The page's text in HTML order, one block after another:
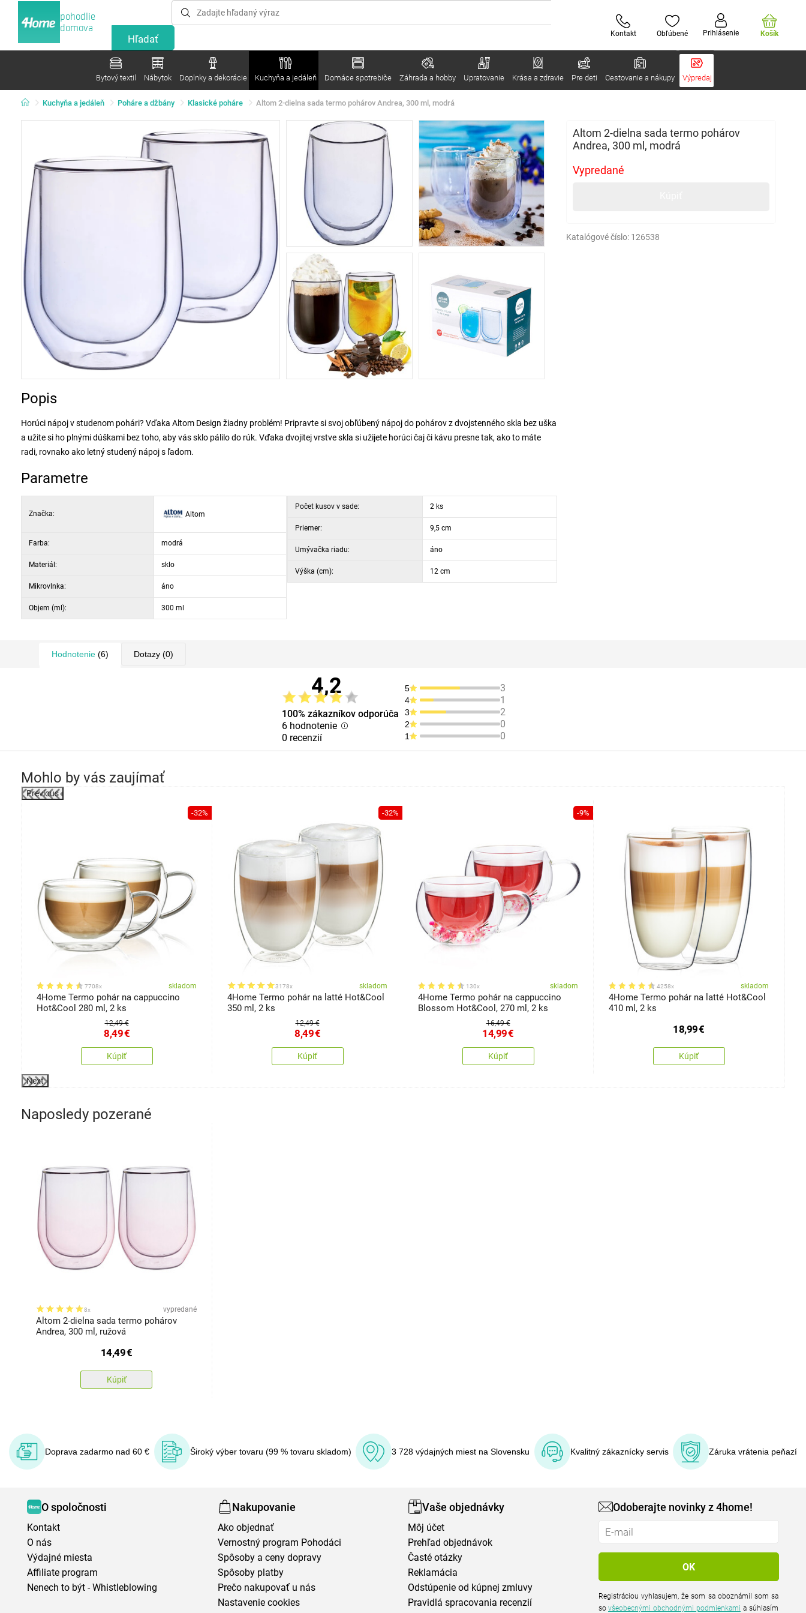
pohodlie
domova
Kontakt Obľúbené Prihlásenie Košík
Bytový textil Nábytok Doplnky a dekorácie Kuchyňa a jedáleň Domáce spotrebiče Záhrada a hobby Upratovanie Krása a zdravie Pre deti Cestovanie a nákupy Výpredaj
Kuchyňa a jedáleň Poháre a džbány Klasické poháre Altom 2-dielna sada termo pohárov Andrea, 300 ml, modrá
Altom 2-dielna sada termo pohárov
Andrea, 300 ml, modrá
Vypredané
Katalógové číslo: 126538
Popis
Horúci nápoj v studenom pohári? Vďaka Altom Design žiadny problém! Pripravte si svoj obľúbený nápoj do pohárov z dvojstenného skla bez uška
a užite si ho plnými dúškami bez toho, aby vás sklo pálilo do rúk. Vďaka dvojitej vrstve skla si užijete horúci čaj či kávu presne tak, ako to máte
radi, rovnako ako letný studený nápoj s ľadom.
Parametre
Značka: Altom
Farba: modrá
Materiál: sklo
Mikrovlnka: áno
Objem (ml): 300 ml
Počet kusov v sade: 2 ks
Priemer: 9,5 cm
Umývačka riadu: áno
Výška (cm): 12 cm
Hodnotenie (6) Dotazy (0)
4,2
100% zákazníkov odporúča
6 hodnotenie
0 recenzií
5 3
4 1
3 2
2 0
1 0
Mohlo by vás zaujímať
Previous
-32%
7708x skladom
4Home Termo pohár na cappuccino
Hot&Cool 280 ml, 2 ks
12,49 €
8,49€
Kúpiť
-32%
3178x skladom
4Home Termo pohár na latté Hot&Cool
350 ml, 2 ks
12,49 €
8,49€
Kúpiť
-9%
130x skladom
4Home Termo pohár na cappuccino
Blossom Hot&Cool, 270 ml, 2 ks
16,49 €
14,99€
Kúpiť
4258x skladom
4Home Termo pohár na latté Hot&Cool
410 ml, 2 ks
18,99€
Kúpiť
Next
Naposledy pozerané
8x vypredané
Altom 2-dielna sada termo pohárov
Andrea, 300 ml, ružová
14,49€
Kúpiť
Doprava zadarmo nad 60 € Široký výber tovaru (99 % tovaru skladom) 3 728 výdajných miest na Slovensku Kvalitný zákaznícky servis Záruka vrátenia peňazí
O spoločnosti
Kontakt
O nás
Výdajné miesta
Affiliate program
Nenech to být - Whistleblowing
Nakupovanie
Ako objednať
Vernostný program Pohodáci
Spôsoby a ceny dopravy
Spôsoby platby
Prečo nakupovať u nás
Nastavenie cookies
Vaše objednávky
Môj účet
Prehľad objednávok
Časté otázky
Reklamácia
Odstúpenie od kúpnej zmluvy
Pravidlá spracovania recenzií
Odoberajte novinky z 4home!
Registráciou vyhlasujem, že som sa oboznámil som sa
sovšeobecnými obchodnými podmienkami a súhlasím